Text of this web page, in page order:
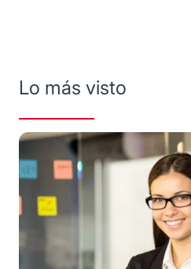
Lo más visto